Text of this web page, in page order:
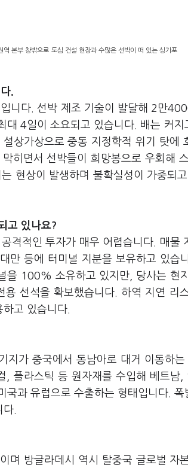
본부 창밖으로 도심 건설 현장과 수많은 선박이 떠 있는 싱가포
.
니다. 선박 제조 기술이 발달해 2만
4일이 소요되고 있습니다. 배는 커지
상가상으로 중동 지정학적 위기 탓에
히면서 선박들이 희망봉으로 우회해 스
현상이 발생하며 불확실성이 가중되
고 있나요?
격적인 투자가 매우 어렵습니다. 매물
만 등에 터미널 지분을 보유하고 있습
을 100% 소유하고 있지만, 당사는 현
선석을 확보했습니다. 하역 지연 리
고 있습니다.
가 중국에서 동남아로 대거 이동하는
플라스틱 등 원자재를 수입해 베트남,
과 유럽으로 수출하는 형태입니다. 폭
.
며 방글라데시 역시 탈중국 글로벌 자